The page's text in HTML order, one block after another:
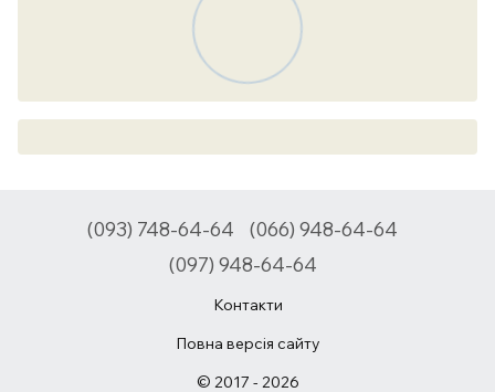
(093) 748-64-64
(066) 948-64-64
(097) 948-64-64
Контакти
Повна версія сайту
© 2017 - 2026